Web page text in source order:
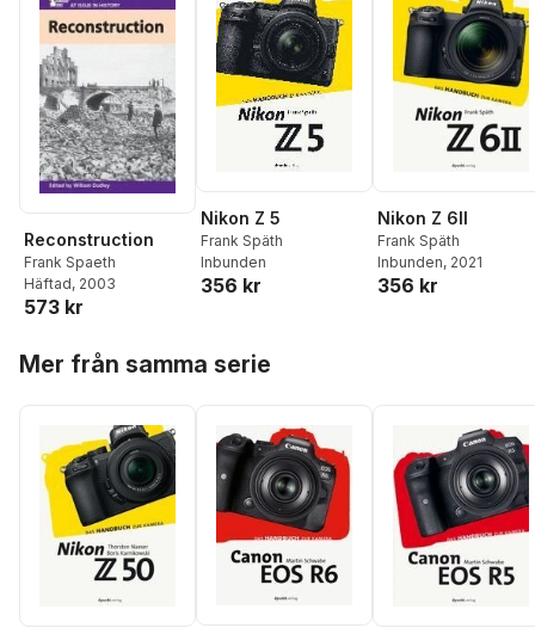
Reconstruction
Frank Spaeth
Häftad, 2003
573 kr
Nikon Z 5
Frank Späth
Inbunden
356 kr
Nikon Z 6II
Frank Späth
Inbunden, 2021
356 kr
Mer från samma serie